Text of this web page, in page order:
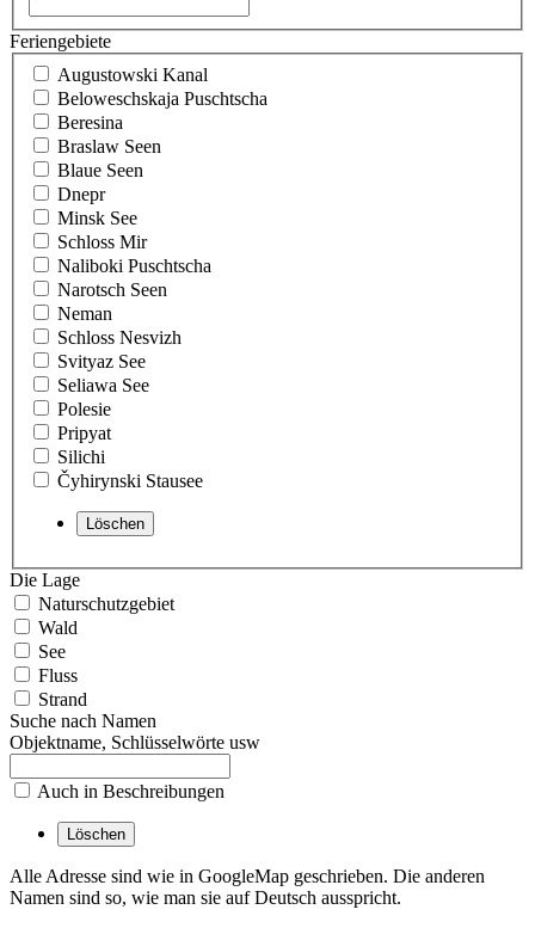
Feriengebiete
Augustowski Kanal
Beloweschskaja Puschtscha
Beresina
Braslaw Seen
Blaue Seen
Dnepr
Minsk See
Schloss Mir
Naliboki Puschtscha
Narotsch Seen
Neman
Schloss Nesvizh
Svityaz See
Seliawa See
Polesie
Pripyat
Silichi
Čyhirynski Stausee
Die Lage
Naturschutzgebiet
Wald
See
Fluss
Strand
Suche nach Namen
Objektname, Schlüsselwörte usw
Auch in Beschreibungen
Alle Adresse sind wie in GoogleMap geschrieben. Die anderen
Namen sind so, wie man sie auf Deutsch ausspricht.